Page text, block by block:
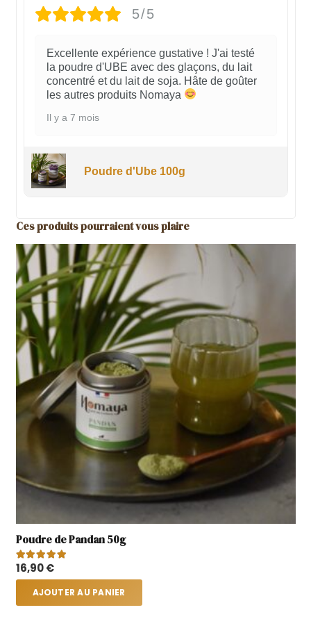
5/5
Excellente expérience gustative ! J'ai testé
la poudre d'UBE avec des glaçons, du lait
concentré et du lait de soja. Hâte de goûter
les autres produits Nomaya
Il y a 7 mois
Poudre d'Ube 100g
Ces produits pourraient vous plaire
Poudre de Pandan 50g
Note5.00
16,90€
AJOUTER AU PANIER